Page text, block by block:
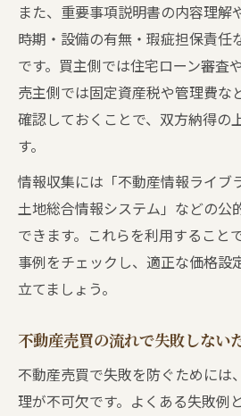
また、重要事項説明書の内容理解
時期・設備の有無・瑕疵担保責任
です。買主側では住宅ローン審査
売主側では固定資産税や管理費な
確認しておくことで、双方納得の
す。
情報収集には「不動産情報ライブ
土地総合情報システム」などの公
できます。これらを利用すること
事例をチェックし、適正な価格設
立てましょう。
不動産売買の流れで失敗しない
不動産売買で失敗を防ぐためには
理が不可欠です。よくある失敗例